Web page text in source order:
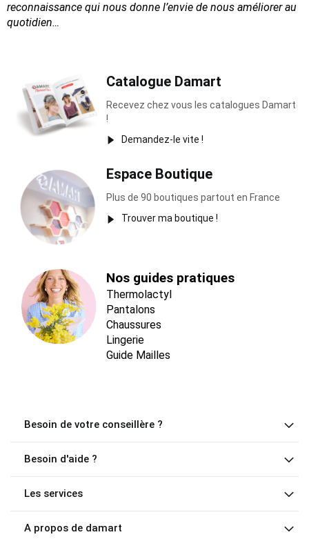
reconnaissance qui nous donne l’envie de nous améliorer au
quotidien…
Catalogue Damart
Recevez chez vous les catalogues Damart
!
Demandez-le vite !
Espace Boutique
Plus de 90 boutiques partout en France
Trouver ma boutique !
Nos guides pratiques
Thermolactyl
Pantalons
Chaussures
Lingerie
Guide Mailles
Besoin de votre conseillère ?
Besoin d'aide ?
Les services
A propos de damart